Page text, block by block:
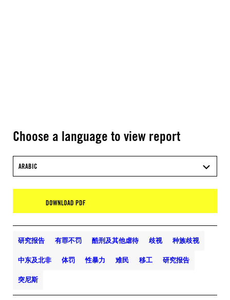
Choose a language to view report
ARABIC
DOWNLOAD PDF
研究报告 有罪不罚 酷刑及其他虐待 歧视 种族歧视
中东及北非 体罚 性暴力 难民 移工 研究报告
突尼斯